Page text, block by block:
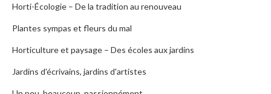
Horti-Écologie – De la tradition au renouveau
Plantes sympas et fleurs du mal
Horticulture et paysage – Des écoles aux jardins
Jardins d'écrivains, jardins d'artistes